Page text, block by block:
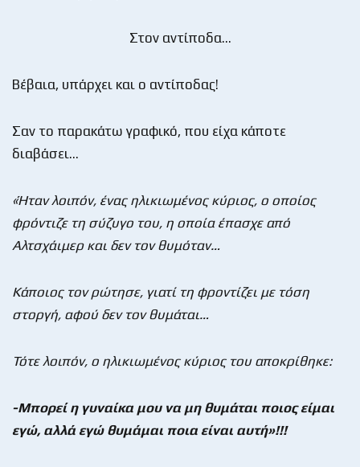
Στον αντίποδα…
Βέβαια, υπάρχει και ο αντίποδας!
Σαν το παρακάτω γραφικό, που είχα κάποτε
διαβάσει…
«Ήταν λοιπόν, ένας ηλικιωμένος κύριος, ο οποίος
φρόντιζε τη σύζυγο του, η οποία έπασχε από
Αλτσχάιμερ και δεν τον θυμόταν…
Κάποιος τον ρώτησε, γιατί τη φροντίζει με τόση
στοργή, αφού δεν τον θυμάται…
Τότε λοιπόν, ο ηλικιωμένος κύριος του αποκρίθηκε:
-Μπορεί η γυναίκα μου να μη θυμάται ποιος είμαι
εγώ, αλλά εγώ θυμάμαι ποια είναι αυτή»!!!